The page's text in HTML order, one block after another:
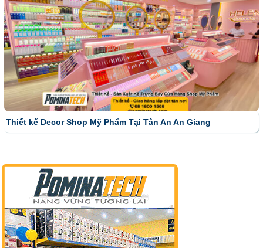
Thiết kế Decor Shop Mỹ Phẩm Tại Tân An An Giang